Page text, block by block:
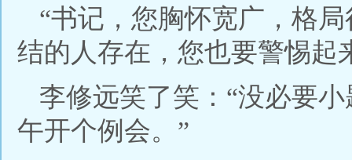
“书记，您胸怀宽广，格
结的人存在，您也要警惕起
李修远笑了笑：“没必要
午开个例会。”